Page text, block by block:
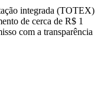
integrada (TOTEX)
de cerca de R$ 1
com a transparência